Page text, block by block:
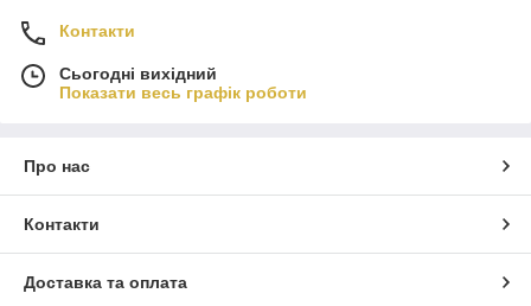
Контакти
Сьогодні вихідний
Показати весь графік роботи
Про нас
Контакти
Доставка та оплата